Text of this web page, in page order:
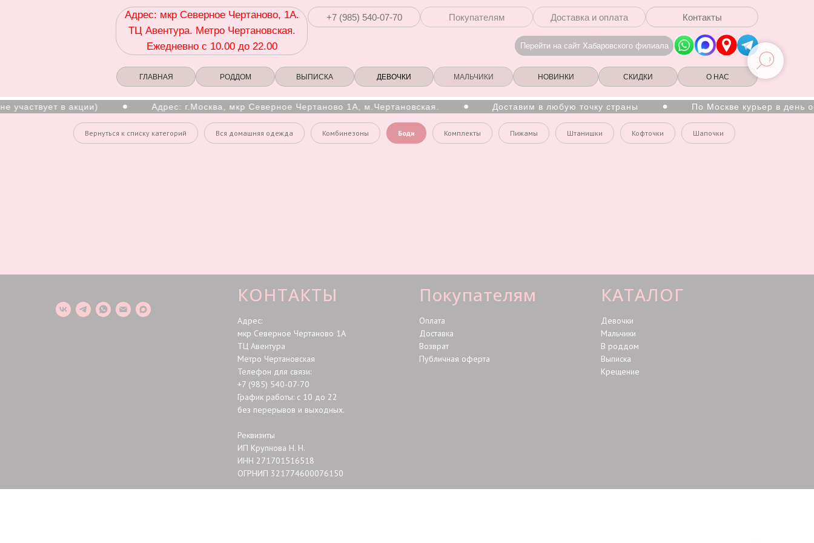
ДЕВОЧКИ МАЛЬЧИКИ СКИДКИ
Покупателям Доставка и оплата Контакты
+7 (985) 540-07-70
НОВИНКИ О НАС
Адрес: мкр Северное Чертаново, 1А.
ТЦ Авентура. Метро Чертановская.
Ежедневно с 10.00 до 22.00
ГЛАВНАЯ ВЫПИСКА
Перейти на сайт Хабаровского филиала
РОДДОМ
в акции) Адрес: г.Москва, мкр Северное Чертаново 1А, м.Чертановская. Доставим в любую точку страны По Москве курьер в день
Вернуться к списку категорий Вся домашняя одежда Комбинезоны Боди Комплекты Пижамы Штанишки Кофточки Шапочки
КОНТАКТЫ
Адрес:
мкр Северное Чертаново 1А
ТЦ Авентура
Метро Чертановская
Телефон для связи:
+7 (985) 540-07-70
График работы: с 10 до 22
без перерывов и выходных.
Реквизиты
ИП Крупнова Н. Н.
ИНН 271701516518
ОГРНИП 321774600076150
Покупателям
Оплата
Доставка
Возврат
Публичная оферта
КАТАЛОГ
Девочки
Мальчики
В роддом
Выписка
Крещение